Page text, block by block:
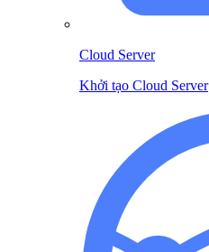
Cloud Server
Khởi tạo Cloud Server